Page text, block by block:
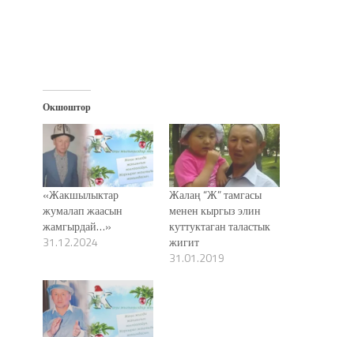
Окшоштор
«Жакшылыктар
жумалап жаасын
жамгырдай…»
31.12.2024
Жалаң “Ж” тамгасы
менен кыргыз элин
куттуктаган таластык
жигит
31.01.2019